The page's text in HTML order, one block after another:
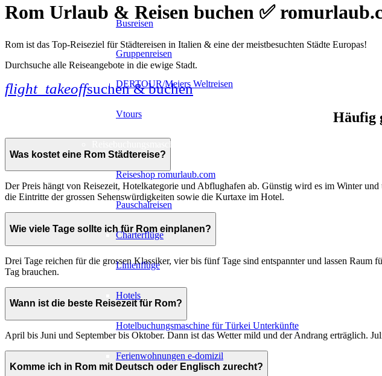
Busreisen
Gruppenreisen
DERTOUR/Meiers Weltreisen
Vtours
Reisebuchungsmaschinen
Reiseshop romurlaub.com
Pauschalreisen
Charterflüge
Linienflüge
Hotels
Hotelbuchungsmaschine für Türkei Unterkünfte
Ferienwohnungen e-domizil
Rom Urlaub & Reisen buchen ✅
Rom ist das Top-Reiseziel für Städtereisen in Italien & eine der meistbesuchten Städte Europas!
Durchsuche alle Reiseangebote in die ewige Stadt.
flight_takeoffsuchen & buchen
Häufig
Was kostet eine Rom Städtereise?
Der Preis hängt von Reisezeit, Hotelkategorie und Abflughafen ab. Günstig wird es im Winter
die Eintritte der grossen Sehenswürdigkeiten sowie die Kurtaxe im Hotel.
Wie viele Tage sollte ich für Rom einplanen?
Drei Tage reichen für die grossen Klassiker, vier bis fünf Tage sind entspannter und lassen
Tag brauchen.
Wann ist die beste Reisezeit für Rom?
April bis Juni und September bis Oktober. Dann ist das Wetter mild und der Andrang erträglich.
Komme ich in Rom mit Deutsch oder Englisch zurecht?